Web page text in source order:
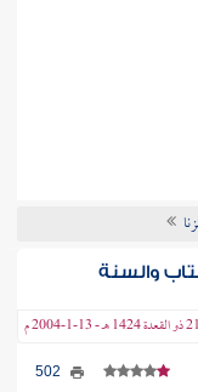
والسنة